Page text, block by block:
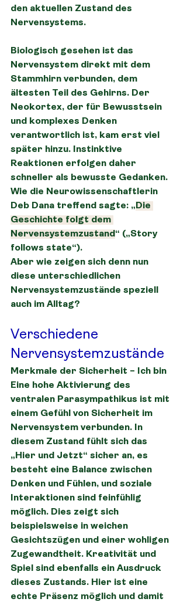
den aktuellen Zustand des
Nervensystems.
Biologisch gesehen ist das
Nervensystem direkt mit dem
Stammhirn verbunden, dem
ältesten Teil des Gehirns. Der
Neokortex, der für Bewusstsein
und komplexes Denken
verantwortlich ist, kam erst viel
später hinzu. Instinktive
Reaktionen erfolgen daher
schneller als bewusste Gedanken.
Wie die Neurowissenschaftlerin
Deb Dana treffend sagte: „ Die
Geschichte folgt dem
Nervensystemzustand“ („Story
follows state“).
Aber wie zeigen sich denn nun
diese unterschiedlichen
Nervensystemzustände speziell
auch im Alltag?
Verschiedene
Nervensystemzustände
Merkmale der Sicherheit – Ich bin
Eine hohe Aktivierung des
ventralen Parasympathikus ist mit
einem Gefühl von Sicherheit im
Nervensystem verbunden. In
diesem Zustand fühlt sich das
„Hier und Jetzt“ sicher an, es
besteht eine Balance zwischen
Denken und Fühlen, und soziale
Interaktionen sind feinfühlig
möglich. Dies zeigt sich
beispielsweise in weichen
Gesichtszügen und einer wohligen
Zugewandtheit. Kreativität und
Spiel sind ebenfalls ein Ausdruck
dieses Zustands. Hier ist eine
echte Präsenz möglich und damit